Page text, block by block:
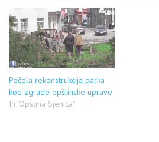
Počela rekonstrukcija parka
kod zgrade opštinske uprave
In "Opstina Sjenica"